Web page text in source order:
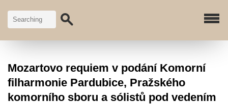
Mozartovo requiem v podání Komorní
filharmonie Pardubice, Pražského
komorního sboru a sólistů pod vedením